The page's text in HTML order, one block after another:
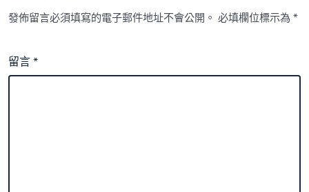
發佈留言必須填寫的電子郵件地址不會公開。 必填欄位標示為*
留言*